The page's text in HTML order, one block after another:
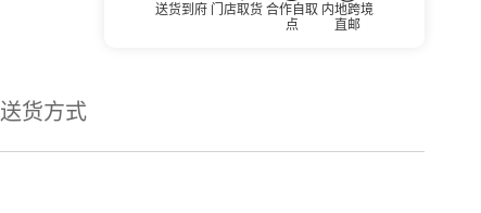
送货到府 门店取货 合作自取
点
内地跨境
直邮
送货方式